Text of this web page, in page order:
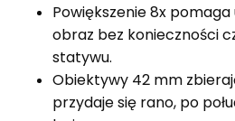
Powiększenie 8x
obraz bez konieczności
statywu.
Obiektywy 42 mm
przydaje się rano, po